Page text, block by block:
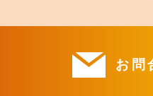
お問